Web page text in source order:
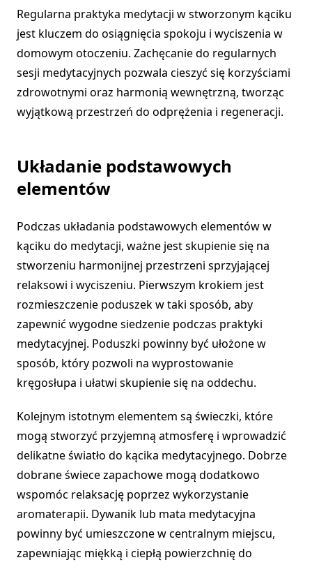
Regularna praktyka medytacji w stworzonym kąciku
jest kluczem do osiągnięcia spokoju i wyciszenia w
domowym otoczeniu. Zachęcanie do regularnych
sesji medytacyjnych pozwala cieszyć się korzyściami
zdrowotnymi oraz harmonią wewnętrzną, tworząc
wyjątkową przestrzeń do odprężenia i regeneracji.
Układanie podstawowych
elementów
Podczas układania podstawowych elementów w
kąciku do medytacji, ważne jest skupienie się na
stworzeniu harmonijnej przestrzeni sprzyjającej
relaksowi i wyciszeniu. Pierwszym krokiem jest
rozmieszczenie poduszek w taki sposób, aby
zapewnić wygodne siedzenie podczas praktyki
medytacyjnej. Poduszki powinny być ułożone w
sposób, który pozwoli na wyprostowanie
kręgosłupa i ułatwi skupienie się na oddechu.
Kolejnym istotnym elementem są świeczki, które
mogą stworzyć przyjemną atmosferę i wprowadzić
delikatne światło do kącika medytacyjnego. Dobrze
dobrane świece zapachowe mogą dodatkowo
wspomóc relaksację poprzez wykorzystanie
aromaterapii. Dywanik lub mata medytacyjna
powinny być umieszczone w centralnym miejscu,
zapewniając miękką i ciepłą powierzchnię do